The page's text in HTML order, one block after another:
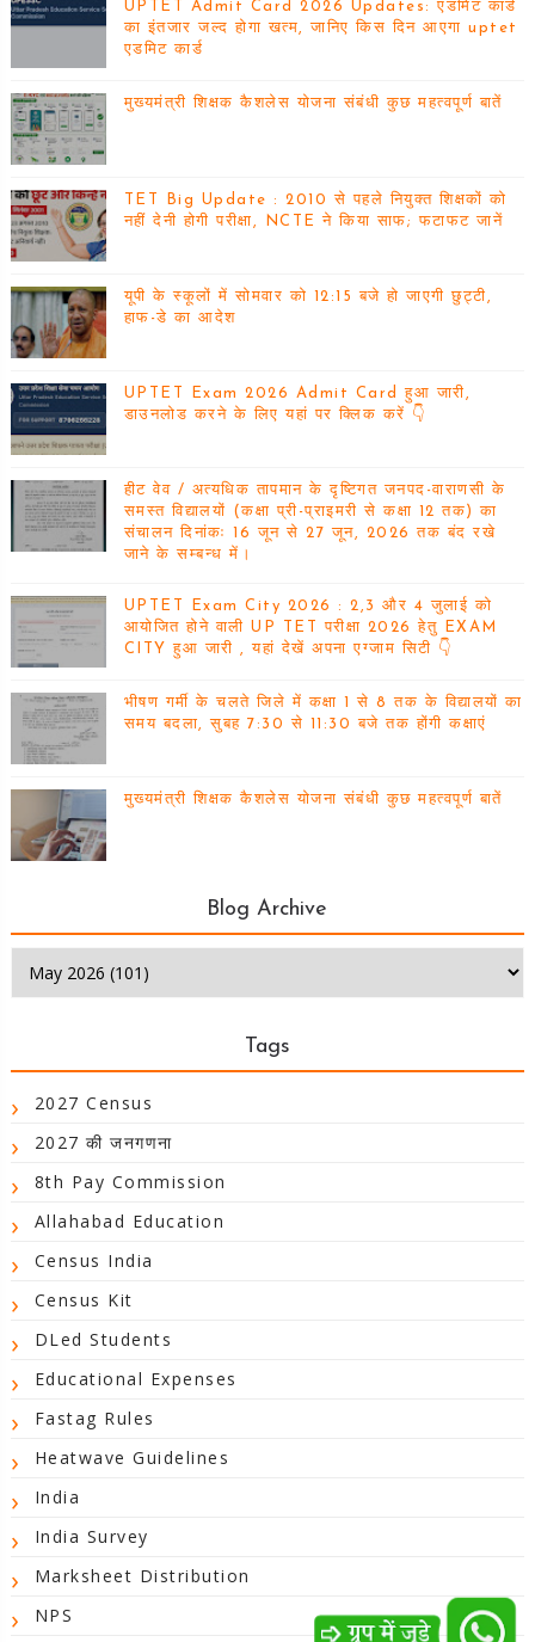
UPTET Admit Card 2026 Updates: एडमिट कार्ड
का इंतजार जल्द होगा खत्म, जानिए किस दिन आएगा uptet
एडमिट कार्ड
मुख्यमंत्री शिक्षक कैशलेस योजना संबंधी कुछ महत्वपूर्ण बातें
TET Big Update : 2010 से पहले नियुक्त शिक्षकों को
नहीं देनी होगी परीक्षा, NCTE ने किया साफ; फटाफट जानें
यूपी के स्कूलों में सोमवार को 12:15 बजे हो जाएगी छुट्टी,
हाफ-डे का आदेश
UPTET Exam 2026 Admit Card हुआ जारी,
डाउनलोड करने के लिए यहां पर क्लिक करें 👇
हीट वेव / अत्यधिक तापमान के दृष्टिगत जनपद-वाराणसी के
समस्त विद्यालयों (कक्षा प्री-प्राइमरी से कक्षा 12 तक) का
संचालन दिनांकः 16 जून से 27 जून, 2026 तक बंद रखे
जाने के सम्बन्ध में।
UPTET Exam City 2026 : 2,3 और 4 जुलाई को
आयोजित होने वाली UP TET परीक्षा 2026 हेतु EXAM
CITY हुआ जारी , यहां देखें अपना एग्जाम सिटी 👇
भीषण गर्मी के चलते जिले में कक्षा 1 से 8 तक के विद्यालयों का
समय बदला, सुबह 7:30 से 11:30 बजे तक होंगी कक्षाएं
मुख्यमंत्री शिक्षक कैशलेस योजना संबंधी कुछ महत्वपूर्ण बातें
Blog Archive
Tags
2027 Census
2027 की जनगणना
8th Pay Commission
Allahabad Education
Census India
Census Kit
DLed Students
Educational Expenses
Fastag Rules
Heatwave Guidelines
India
India Survey
Marksheet Distribution
NPS